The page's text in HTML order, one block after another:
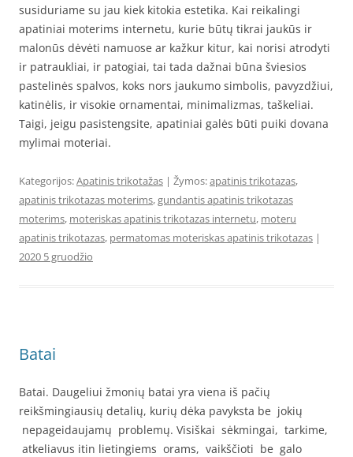
susiduriame su jau kiek kitokia estetika. Kai reikalingi
apatiniai moterims internetu, kurie būtų tikrai jaukūs ir
malonūs dėvėti namuose ar kažkur kitur, kai norisi atrodyti
ir patraukliai, ir patogiai, tai tada dažnai būna šviesios
pastelinės spalvos, koks nors jaukumo simbolis, pavyzdžiui,
katinėlis, ir visokie ornamentai, minimalizmas, taškeliai.
Taigi, jeigu pasistengsite, apatiniai galės būti puiki dovana
mylimai moteriai.
Kategorijos:Apatinis trikotažas | Žymos:apatinis trikotazas,
apatinis trikotazas moterims,gundantis apatinis trikotazas
moterims, moteriskas apatinis trikotazas internetu, moteru
apatinis trikotazas, permatomas moteriskas apatinis trikotazas |
2020 5 gruodžio
Batai
Batai. Daugeliui žmonių batai yra viena iš pačių
reikšmingiausių detalių, kurių dėka pavyksta be jokių
nepageidaujamų problemų. Visiškai sėkmingai, tarkime,
atkeliavus itin lietingiems orams, vaikščioti be galo